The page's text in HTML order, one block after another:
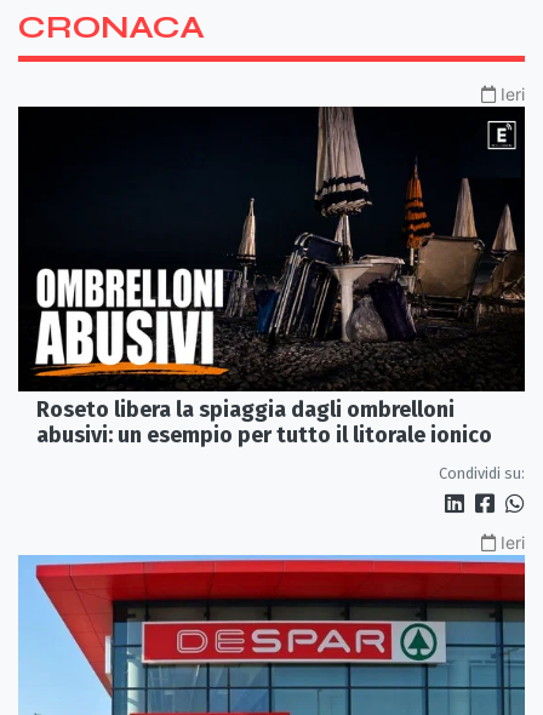
CRONACA
Ieri
Roseto libera la spiaggia dagli ombrelloni
abusivi: un esempio per tutto il litorale ionico
Condividi su:
Ieri